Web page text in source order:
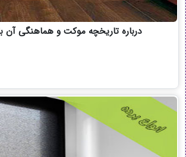
درباره تاریخچه موکت و هماهنگی آن